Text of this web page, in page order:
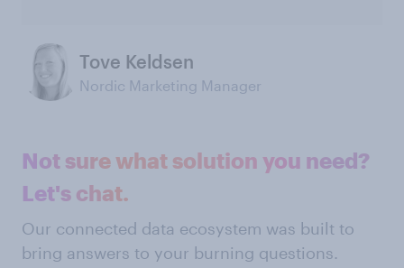
Tove Keldsen
Nordic Marketing Manager
Not sure what solution you need?
Let's chat.
Our connected data ecosystem was built to
bring answers to your burning questions.